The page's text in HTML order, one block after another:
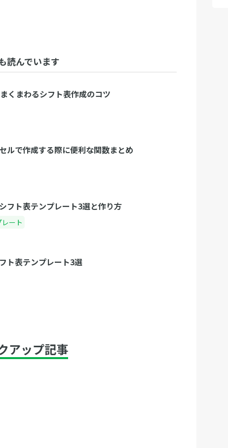
読んでいます
くまわるシフト表作成のコツ
ルで作成する際に便利な関数まとめ
フト表テンプレート3選と作り方
ート
ト表テンプレート3選
アップ記事